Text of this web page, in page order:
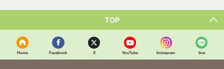
TOP
Home Facebook X YouTube Instagram line